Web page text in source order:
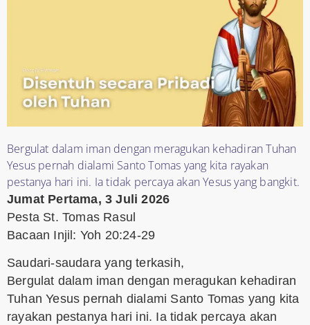
Bergulat dalam iman dengan meragukan kehadiran Tuhan
Yesus pernah dialami Santo Tomas yang kita rayakan
pestanya hari ini. Ia tidak percaya akan Yesus yang bangkit.
Jumat Pertama, 3 Juli 2026
Pesta St. Tomas Rasul
Bacaan Injil: Yoh 20:24-29
Saudari-saudara yang terkasih,
Bergulat dalam iman dengan meragukan kehadiran
Tuhan Yesus pernah dialami Santo Tomas yang kita
rayakan pestanya hari ini. Ia tidak percaya akan